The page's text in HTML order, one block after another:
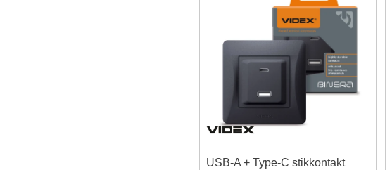
USB-A + Type-C stikkontakt